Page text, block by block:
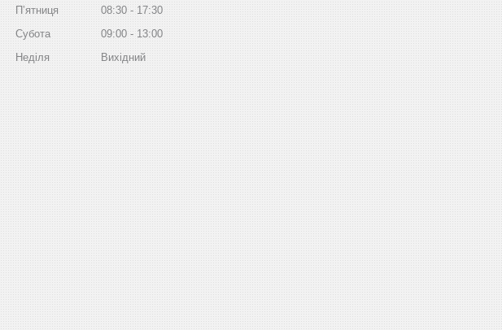
Пʼятниця
08:30
17:30
Субота
09:00
13:00
Неділя
Вихідний